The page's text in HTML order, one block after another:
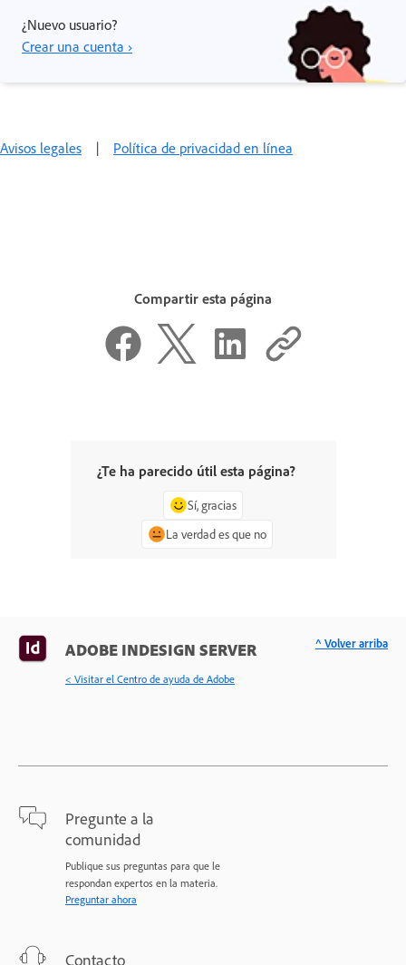
¿Nuevo usuario?
Crear una cuenta ›
Avisos legales | Política de privacidad en línea
Compartir esta página
¿Te ha parecido útil esta página?
Sí, gracias
La verdad es que no
ADOBE INDESIGN SERVER
< Visitar el Centro de ayuda de Adobe
Pregunte a la
comunidad
Publique sus preguntas para que le
respondan expertos en la materia.
Preguntar ahora
Contacto
^ Volver arriba